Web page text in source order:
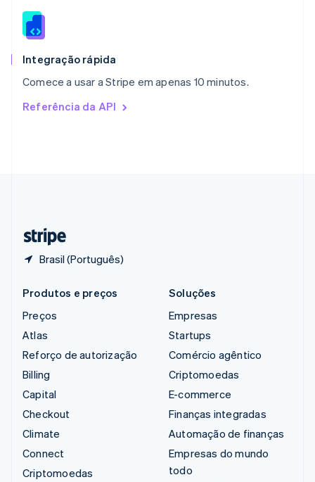
Integração rápida
Comece a usar a Stripe em apenas 10 minutos.
Referência da API
Brasil (Português)
RAE de Hong Kong, China
Reino Unido
English
English
English
Produtos e preços
Preços
Atlas
Reforço de autorização
Billing
Capital
Checkout
Climate
Connect
Criptomoedas
Soluções
Empresas
Startups
Comércio agêntico
Criptomoedas
E-commerce
Finanças integradas
Automação de finanças
Empresas do mundo
todo